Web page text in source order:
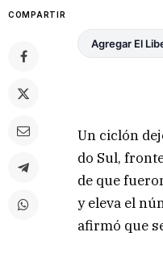
COMPARTIR
Agregar El
Un ciclón
do Sul,
de que
y eleva el
afirmó que